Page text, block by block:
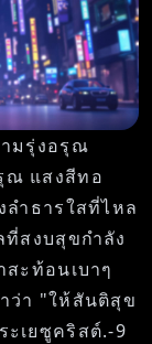
มรุ่งอรุณ
ณ แสงสีทอ
ลำธารใสที่ไหล
สงบสุขกำลัง
สะท้อนเบาๆ
ว่า "ให้สันติสุข
เยซูคริสต์.-9